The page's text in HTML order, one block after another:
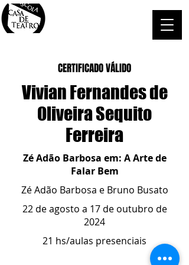
CERTIFICADO VÁLIDO
Vivian Fernandes de
Oliveira Sequito
Ferreira
Zé Adão Barbosa em: A Arte de
Falar Bem
Zé Adão Barbosa e Bruno Busato
22 de agosto a 17 de outubro de
2024
21 hs/aulas presenciais